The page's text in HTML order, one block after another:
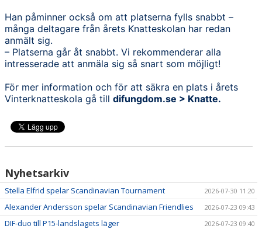
Han påminner också om att platserna fylls snabbt –
många deltagare från årets Knatteskolan har redan
anmält sig.
– Platserna går åt snabbt. Vi rekommenderar alla
intresserade att anmäla sig så snart som möjligt!
För mer information och för att säkra en plats i årets
Vinterknatteskola gå till difungdom.se > Knatte.
Nyhetsarkiv
Stella Elfrid spelar Scandinavian Tournament 2026-07-30 11:20
Alexander Andersson spelar Scandinavian Friendlies 2026-07-23 09:43
DIF-duo till P15-landslagets läger 2026-07-23 09:40